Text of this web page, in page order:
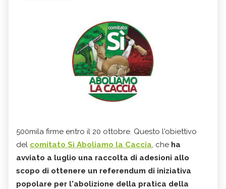
500mila firme entro il 20 ottobre. Questo l'obiettivo
del comitato Sì Aboliamo la Caccia, che ha
avviato a luglio una raccolta di adesioni allo
scopo di ottenere un referendum di iniziativa
popolare per l'abolizione della pratica della